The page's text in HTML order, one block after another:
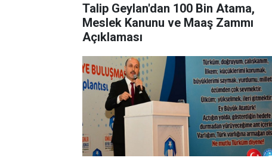
Talip Geylan'dan 100 Bin Atama,
Meslek Kanunu ve Maaş Zammı
Açıklaması